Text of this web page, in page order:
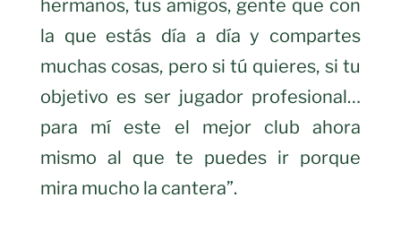
hermanos, tus amigos, gente que con
la que estás día a día y compartes
muchas cosas, pero si tú quieres, si tu
objetivo es ser jugador profesional…
para mí este el mejor club ahora
mismo al que te puedes ir porque
mira mucho la cantera”.